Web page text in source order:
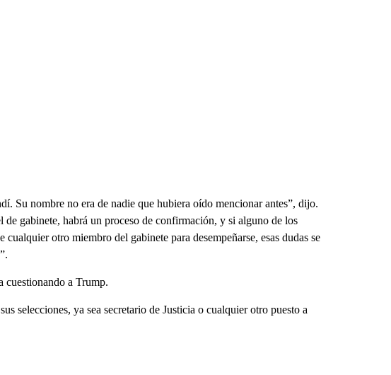
Su nombre no era de nadie que hubiera oído mencionar antes”, dijo.
gabinete, habrá un proceso de confirmación, y si alguno de los
cualquier otro miembro del gabinete para desempeñarse, esas dudas se
cuestionando a Trump.
selecciones, ya sea secretario de Justicia o cualquier otro puesto a